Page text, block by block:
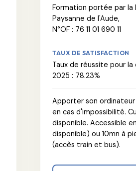
Formation portée par la
Paysanne de l'Aude,
N°OF : 76 11 01 690 11
TAUX DE SATISFACTION
Taux de réussite pour
2025 : 78.23%
Apporter son
en cas d'impossibilité.
disponible. Accessible
disponible) ou 10mn à
(accès train et bus).